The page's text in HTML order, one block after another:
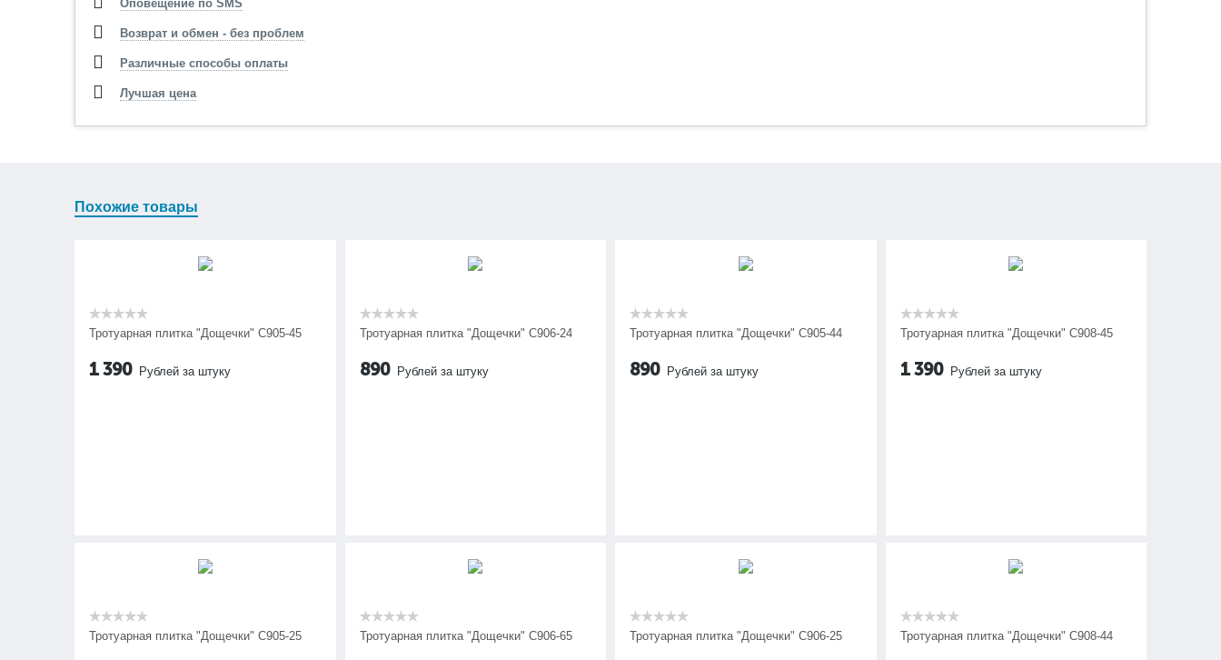
Оповещение по SMS
Возврат и обмен - без проблем
Различные способы оплаты
Лучшая цена
Похожие товары
Тротуарная плитка "Дощечки" C905-45
1 390 Рублей за штуку
Тротуарная плитка "Дощечки" C906-24
890 Рублей за штуку
Тротуарная плитка "Дощечки" C905-44
890 Рублей за штуку
Тротуарная плитка "Дощечки" C908-45
1 390 Рублей за штуку
Тротуарная плитка "Дощечки" C905-25 Тротуарная плитка "Дощечки" C906-65 Тротуарная плитка "Дощечки" C906-25 Тротуарная плитка "Дощечки" C908-44